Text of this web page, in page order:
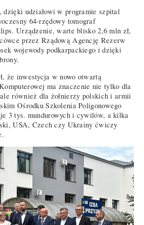
dzięki udziałowi w programie szpital
64-rzędowy tomograf
Urządzenie, warte blisko 2,6 mln zł,
przez Rządową Agencję Rezerw
wojewody podkarpackiego i dzięki
że inwestycja w nowo otwartą
ma znaczenie nie tylko dla
również dla żołnierzy polskich i armii
Ośrodku Szkolenia Poligonowego
3 tys. mundurowych i cywilów, a kilka
USA, Czech czy Ukrainy ćwiczy